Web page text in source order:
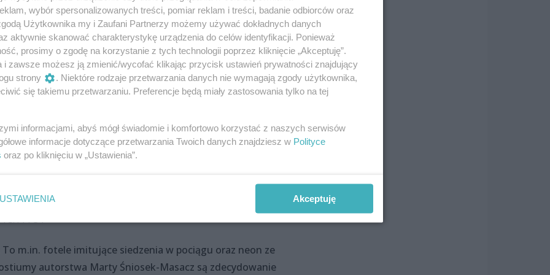
okoliczności, ale próbuje wszelkimi sposobami „wyjść na
ten cel potraktować także metaforycznie, ponieważ
Eliza pozornie jest w lepszej sytuacji, ale właściwie też
u której pracuje w prywatnej firmie, cały czas wydzwania
przekaz są dane i statystyki prezentowane w napisach nad
systemowej jakość usług kolejowych wyraźnie
przytoczona jest informacja o katastrofie w
16 osób…
m.in. fotele imitujące siedzenia w pociągu oraz neon ze
autorstwa Marty Śniosek-Masacz są zdecydowanie
wybór spersonalizowanych treści, pomiar reklam i treści, badanie odbiorców oraz
Użytkownika my i Zaufani Partnerzy możemy używać dokładnych danych
aktywnie skanować charakterystykę urządzenia do celów identyfikacji. Ponieważ
prosimy o zgodę na korzystanie z tych technologii poprzez kliknięcie „Akceptuję”.
i zawsze możesz ją zmienić/wycofać klikając przycisk ustawień prywatności znajdujący
strony
. Niektóre rodzaje przetwarzania danych nie wymagają zgody użytkownika,
się takiemu przetwarzaniu. Preferencje będą miały zastosowania tylko na tej
informacjami, abyś mógł świadomie i komfortowo korzystać z naszych serwisów
informacje dotyczące przetwarzania Twoich danych znajdziesz w Polityce
oraz po kliknięciu w „Ustawienia”.
USTAWIENIA Akceptuję